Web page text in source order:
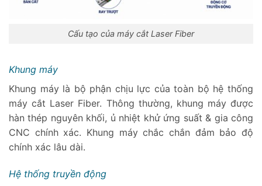
Cấu tạo của máy cắt Laser Fiber
Khung máy
Khung máy là bộ phận chịu lực của toàn bộ hệ thống
máy cắt Laser Fiber. Thông thường, khung máy được
hàn thép nguyên khối, ủ nhiệt khử ứng suất & gia công
CNC chính xác. Khung máy chắc chắn đảm bảo độ
chính xác lâu dài.
Hệ thống truyền động